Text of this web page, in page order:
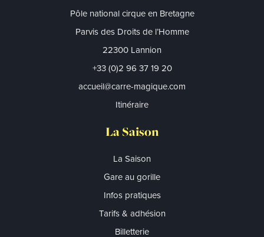
Pôle national cirque en Bretagne
Parvis des Droits de l’Homme
22300 Lannion
+33 (0)2 96 37 19 20
accueil@carre-magique.com
Itinéraire
La Saison
La Saison
Gare au gorille
Infos pratiques
Tarifs & adhésion
Billetterie